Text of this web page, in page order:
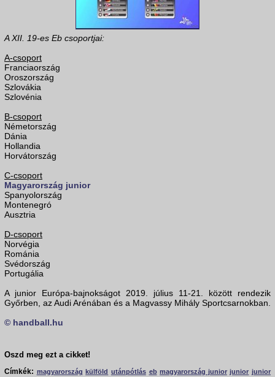
A XII. 19-es Eb csoportjai:
A-csoport
Franciaország
Oroszország
Szlovákia
Szlovénia
B-csoport
Németország
Dánia
Hollandia
Horvátország
C-csoport
Magyarország junior
Spanyolország
Montenegró
Ausztria
D-csoport
Norvégia
Románia
Svédország
Portugália
A junior Európa-bajnokságot 2019. július 11-21. között rendezik
Győrben, az Audi Arénában és a Magvassy Mihály Sportcsarnokban.
© handball.hu
Oszd meg ezt a cikket!
Címkék: magyarország külföld utánpótlás eb magyarország junior junior junior